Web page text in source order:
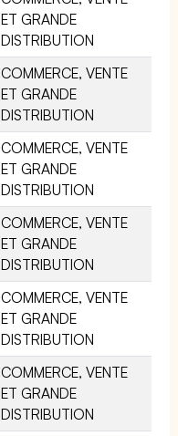
ET GRANDE
DISTRIBUTION
COMMERCE, VENTE
ET GRANDE
DISTRIBUTION
COMMERCE, VENTE
ET GRANDE
DISTRIBUTION
COMMERCE, VENTE
ET GRANDE
DISTRIBUTION
COMMERCE, VENTE
ET GRANDE
DISTRIBUTION
COMMERCE, VENTE
ET GRANDE
DISTRIBUTION